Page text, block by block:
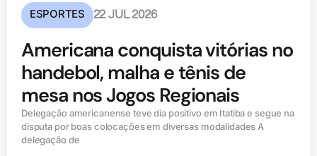
ESPORTES 22 JUL 2026
Americana conquista vitórias no
handebol, malha e tênis de
mesa nos Jogos Regionais
Delegação americanense teve dia positivo em Itatiba e segue na
disputa por boas colocações em diversas modalidades A
delegação de